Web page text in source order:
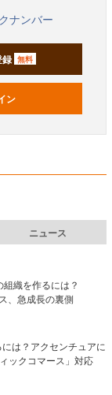
ナンバー
録 無料
ン
ニュース
織を作るには？
、急成長の裏側
は？アクセンチュアに
ックコマース」対応